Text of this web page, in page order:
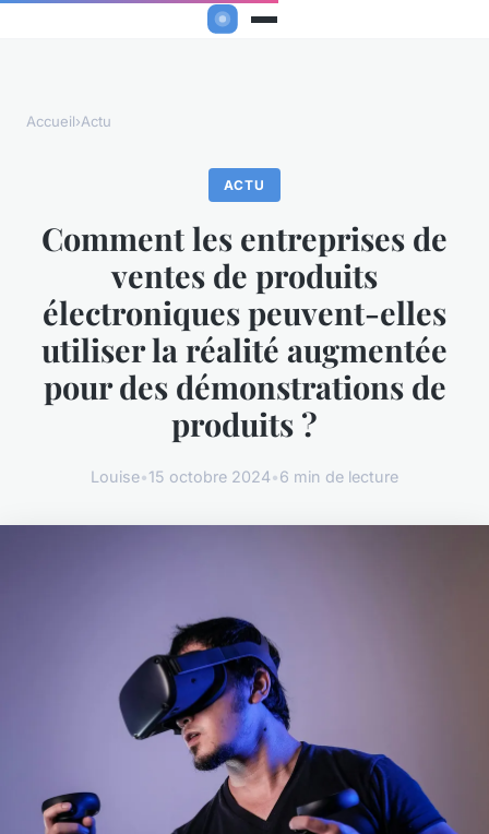
Accueil›Actu
ACTU
Comment les entreprises de
ventes de produits
électroniques peuvent-elles
utiliser la réalité augmentée
pour des démonstrations de
produits ?
Louise•15 octobre 2024•6 min de lecture